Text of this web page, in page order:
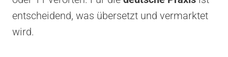
entscheidend, was übersetzt und vermarktet
wird.